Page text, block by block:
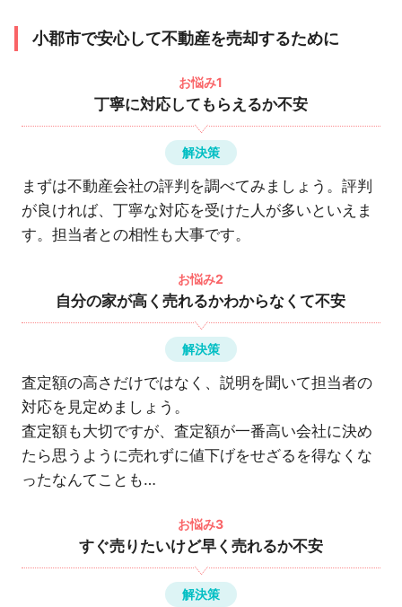
小郡市で安心して不動産を売却するために
お悩み1
丁寧に対応してもらえるか不安
解決策
まずは不動産会社の評判を調べてみましょう。評判
が良ければ、丁寧な対応を受けた人が多いといえま
す。担当者との相性も大事です。
お悩み2
自分の家が高く売れるかわからなくて不安
解決策
査定額の高さだけではなく、説明を聞いて担当者の
対応を見定めましょう。
査定額も大切ですが、査定額が一番高い会社に決め
たら思うように売れずに値下げをせざるを得なくな
ったなんてことも…
お悩み3
すぐ売りたいけど早く売れるか不安
解決策